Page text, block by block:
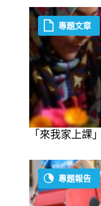
「來我家上課」
專題文章
專題報告